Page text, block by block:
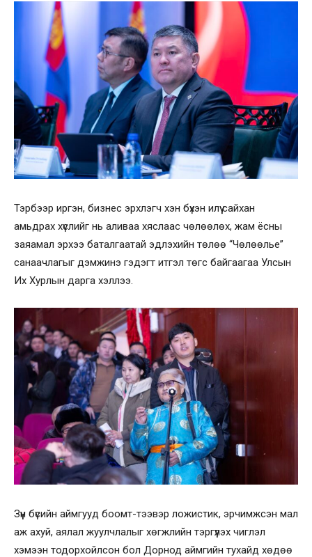
Тэрбээр иргэн, бизнес эрхлэгч хэн бүхэн илүү сайхан
амьдрах хүслийг нь аливаа хяслаас чөлөөлөх, жам ёсны
заяамал эрхээ баталгаатай эдлэхийн төлөө “Чөлөөлье”
санаачлагыг дэмжинэ гэдэгт итгэл төгс байгаагаа Улсын
Их Хурлын дарга хэллээ.
Зүүн бүсийн аймгууд боомт-тээвэр ложистик, эрчимжсэн мал
аж ахуй, аялал жуулчлалыг хөгжлийн тэргүүлэх чиглэл
хэмээн тодорхойлсон бол Дорнод аймгийн тухайд хөдөө